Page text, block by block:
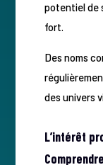
potentiel de
fort.
Des noms
des univers
L’intérêt